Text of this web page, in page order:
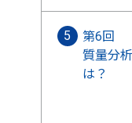
第6回
質量分
は？